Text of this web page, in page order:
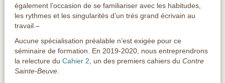
également l’occasion de se familiariser avec les habitudes,
les rythmes et les singularités d’un très grand écrivain au
travail.–
Aucune spécialisation préalable n’est exigée pour ce
séminaire de formation. En 2019-2020, nous entreprendrons
la relecture du Cahier 2, un des premiers cahiers du Contre
Sainte-Beuve.